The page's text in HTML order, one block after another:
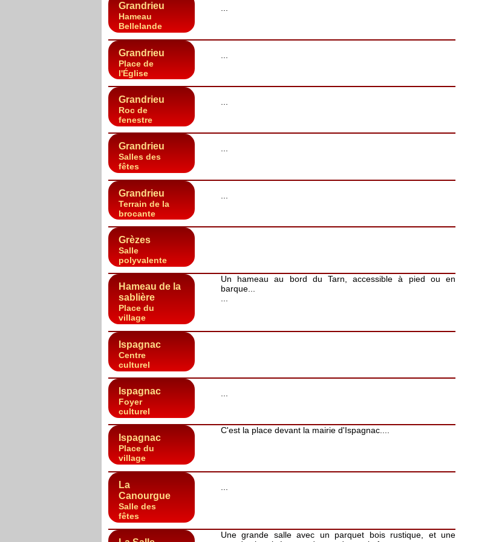
Grandrieu
Hameau
Bellelande
Grandrieu
Place de
l'Église
Grandrieu
Roc de
fenestre
Grandrieu
Salles des
fêtes
...
Grandrieu
Terrain de la
brocante
Grèzes
Salle
polyvalente
Hameau de la
sablière
Place du
village
Un hameau au bord du Tarn, accessible à pied ou en
barque...
...
Ispagnac
Centre
culturel
Ispagnac
Foyer
culturel
Ispagnac
Place du
village
C'est la place devant la mairie d'Ispagnac....
La
Canourgue
Salle des
fêtes
Une grande salle avec un parquet bois rustique, et une